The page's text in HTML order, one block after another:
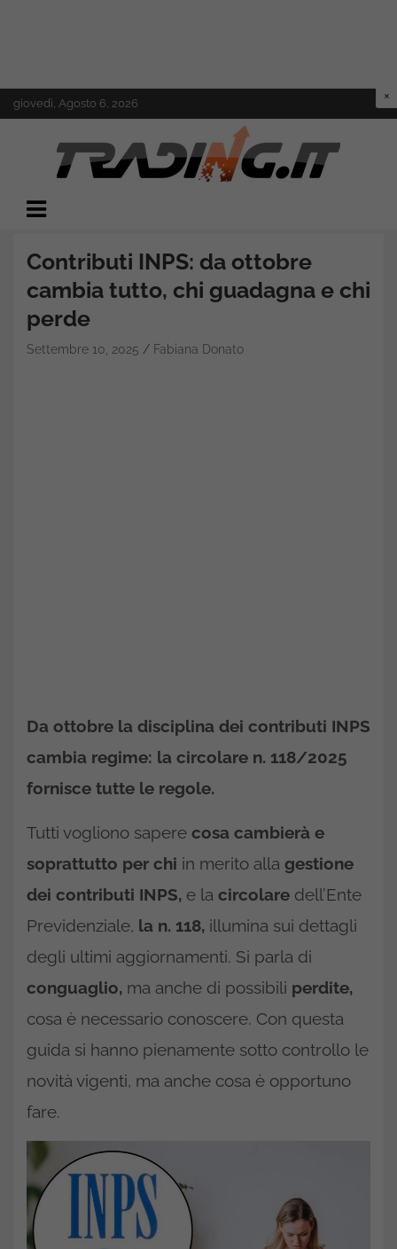
Skip
to
giovedì, Agosto 6, 2026
Trading.it
Contributi INPS: da ottobre
cambia tutto, chi guadagna e chi
perde
Settembre 10, 2025 Fabiana Donato
Da ottobre la disciplina dei contributi INPS
cambia regime: la circolare n. 118/2025
fornisce tutte le regole.
Tutti vogliono sapere cosa cambierà e
soprattutto per chi in merito alla gestione
dei contributi INPS, e la circolare dell’Ente
Previdenziale, la n. 118, illumina sui dettagli
degli ultimi aggiornamenti. Si parla di
conguaglio, ma anche di possibili perdite,
cosa è necessario conoscere. Con questa
guida si hanno pienamente sotto controllo le
novità vigenti, ma anche cosa è opportuno
fare.